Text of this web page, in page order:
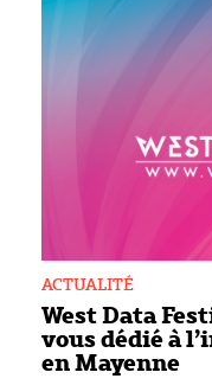
West Data
vous dédié à
en Mayenne
ACTUALITÉ